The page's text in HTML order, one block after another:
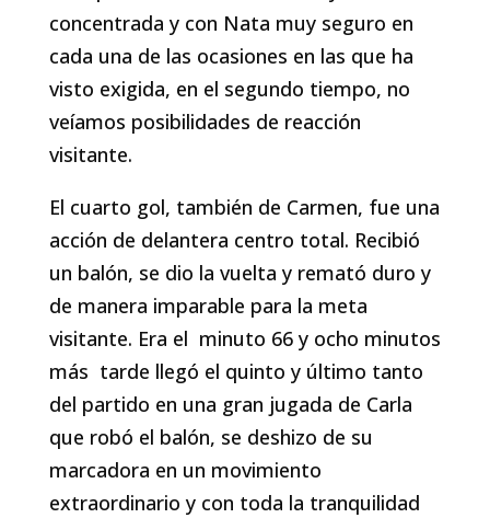
concentrada y con Nata muy seguro en
cada una de las ocasiones en las que ha
visto exigida, en el segundo tiempo, no
veíamos posibilidades de reacción
visitante.
El cuarto gol, también de Carmen, fue una
acción de delantera centro total. Recibió
un balón, se dio la vuelta y remató duro y
de manera imparable para la meta
visitante. Era el minuto 66 y ocho minutos
más tarde llegó el quinto y último tanto
del partido en una gran jugada de Carla
que robó el balón, se deshizo de su
marcadora en un movimiento
extraordinario y con toda la tranquilidad